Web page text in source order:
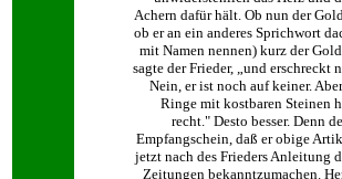
Achern dafür hält. Ob nun der
ob er an ein anderes Sprichwort
mit Namen nennen) kurz der
sagte der Frieder, „und
Nein, er ist noch auf keiner.
Ringe mit kostbaren Steinen
recht." Desto besser. Denn
Empfangschein, daß er obige
jetzt nach des Frieders Anleitung
Zeitungen bekanntzumachen.